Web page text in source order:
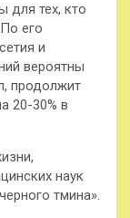
для тех, кто
его
и
вероятны
продолжит
20-30% в
наук
тмина».